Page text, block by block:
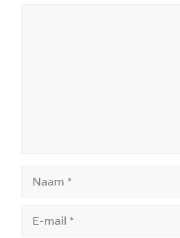
mail